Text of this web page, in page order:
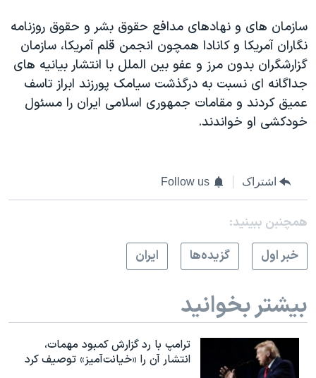
سازمان های و نهادهای مدافع حقوق بشر و حقوق روزنامه
نگاران آمریکا و کانادا همچون انجمن قلم آمریکا، سازمان
گزارشگران بدون مرز و عفو بین الملل با انتشار بیانیه های
جداگانه ای نسبت به درگذشت سیامک پورزند ابراز تاسف
عمیق کردند و مقامات جمهوری اسلامی ایران را مسئول
خودکشی او خواندند.
اشتراک Follow us
همچنبن ببینید:
خبر اول
گزيده‌ها ايران
بیشتر بخوانید
ترامپ با رد گزارش کمبود مهمات،
انتشار آن را «خیانت‌آمیز» توصیف کرد